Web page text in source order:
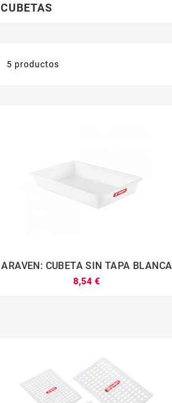
CUBETAS
5 productos
ARAVEN: CUBETA SIN TAPA BLANCA
8,54 €